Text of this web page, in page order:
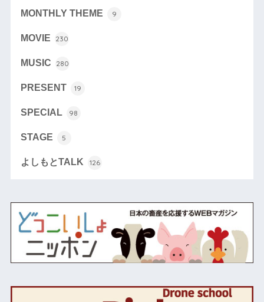
MONTHLY THEME 9
MOVIE 230
MUSIC 280
PRESENT 19
SPECIAL 98
STAGE 5
よしもとTALK 126